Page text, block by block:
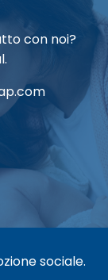
con noi?
sociale.